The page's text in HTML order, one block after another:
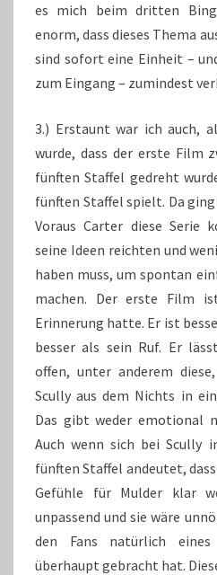
es mich beim dritten
enorm, dass dieses Thema
sind sofort eine Einheit –
zum Eingang – zumindest
3.) Erstaunt war ich auch,
wurde, dass der erste Film
fünften Staffel gedreht
fünften Staffel spielt. Da
Voraus Carter diese Serie
seine Ideen reichten und
haben muss, um spontan
machen. Der erste Film
Erinnerung hatte. Er ist
besser als sein Ruf. Er
offen, unter anderem
Scully aus dem Nichts in
Das gibt weder emotional
Auch wenn sich bei Scully
fünften Staffel andeutet,
Gefühle für Mulder klar
unpassend und sie wäre
den Fans natürlich
überhaupt gebracht hat.